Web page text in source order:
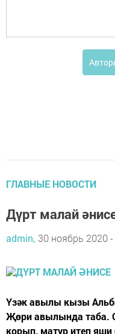
ГЛАВНЫЕ НОВОСТИ
Дүрт малай
admin, 30 ноябрь 2020 -
Үзәк авылы кызы
Җөри авылында таба.
корып, матур итеп